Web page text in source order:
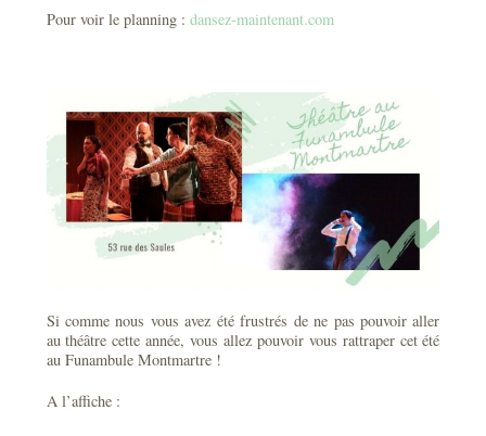
Pour voir le planning : dansez-maintenant.com
Si comme nous vous avez été frustrés de ne pas pouvoir aller
au théâtre cette année, vous allez pouvoir vous rattraper cet été
au Funambule Montmartre !
A l’affiche :